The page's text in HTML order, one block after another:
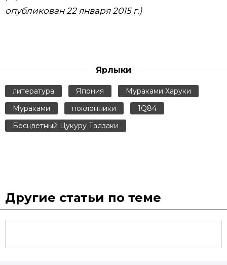
опубликован 22 января 2015 г.)
Ярлыки
литература Япония
Мураками Харуки
Мураками
поклонники
1Q84
Бесцветный Цукуру Тадзаки
Другие статьи по теме